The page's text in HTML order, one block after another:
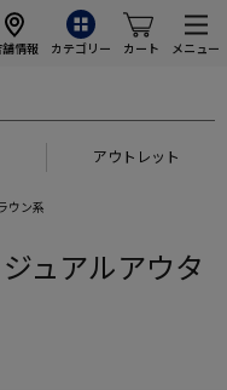
情報 カテゴリー カート メニュー
アウトレット
ウン系
ュアルアウタ